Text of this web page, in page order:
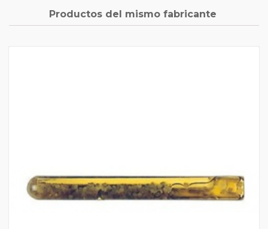
Productos del mismo fabricante